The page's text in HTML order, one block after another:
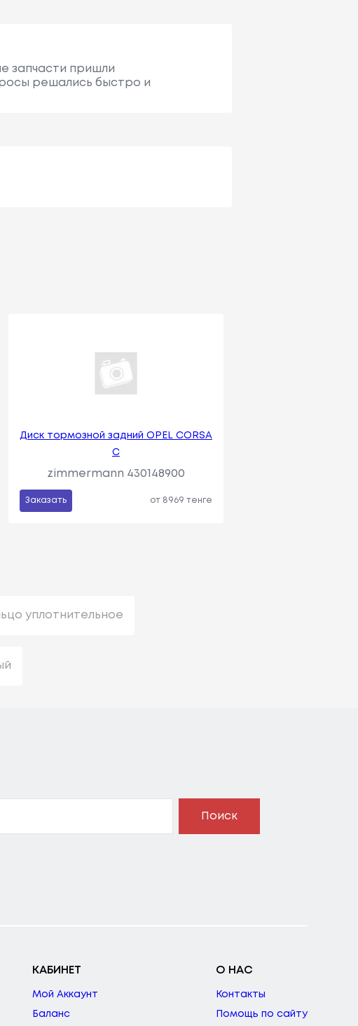
запчасти пришли
решались быстро и
Диск тормозной задний OPEL CORSA
C
zimmermann 430148900
Заказать от 8969 тенге
уплотнительное
Поиск
КАБИНЕТ
Мой Аккаунт
Баланс
О НАС
Контакты
Помощь по сайту